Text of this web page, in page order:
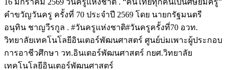
16 มกราคม 2569 วันครูแห่งชาติ . “คนไทยทุกคนเป็นศิษย์มีครู”
คำขวัญวันครู ครั้งที่ 70 ประจำปี 2569 โดย นายกรัฐมนตรี
อนุทิน ชาญวีรกูล . #วันครูแห่งชาติ#วันครูครั้งที่70 อวท.
วิทยาลัยเทคโนโลยีอินเตอร์พัฒนศาสตร์ ศูนย์บ่มเพาะผู้ประกอบ
การอาชีวศึกษา วท.อินเตอร์พัฒนศาสตร์ กยศ.วิทยาลัย
เทคโนโลยีอินเตอร์พัฒนศาสตร์